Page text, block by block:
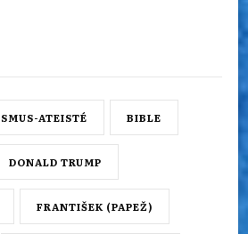
ATEISTÉ BIBLE
DONALD TRUMP
FRANTIŠEK (PAPEŽ)